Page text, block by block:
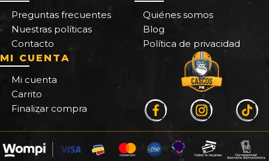
Preguntas frecuentes
Nuestras políticas
Contacto
Quiénes somos
Blog
Política de privacidad
MI CUENTA
Mi cuenta
Carrito
Finalizar compra